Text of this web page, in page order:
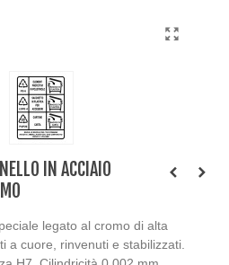
IN ACCIAIO
legato al cromo di alta
a cuore, rinvenuti e stabilizzati.